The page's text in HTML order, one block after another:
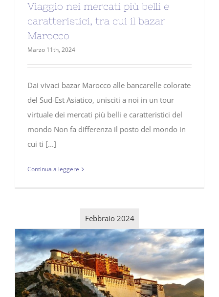
Viaggio nei mercati più belli e
caratteristici, tra cui il bazar
Marocco
Marzo 11th, 2024
Dai vivaci bazar Marocco alle bancarelle colorate
del Sud-Est Asiatico, unisciti a noi in un tour
virtuale dei mercati più belli e caratteristici del
mondo Non fa differenza il posto del mondo in
cui ti [...]
Continua a leggere
Febbraio 2024